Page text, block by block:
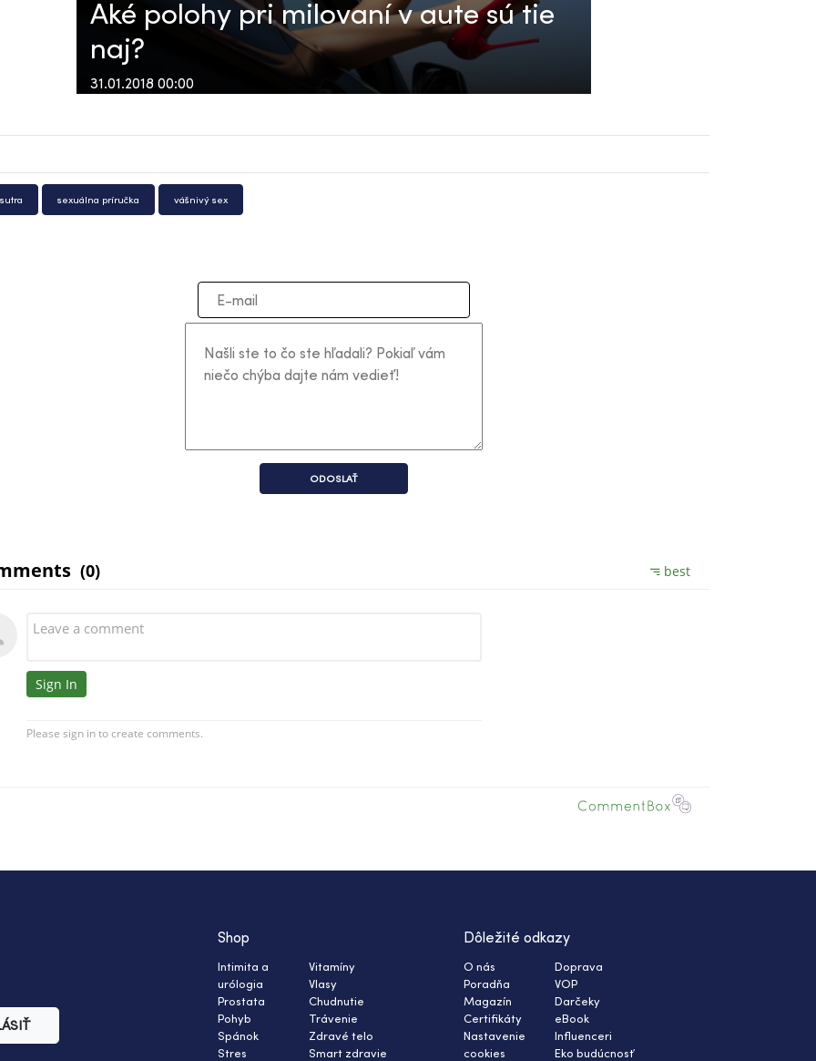
Aké polohy pri milovaní v aute sú tie
naj?
31.01.2018 00:00
sexuálna príručka vášnivý sex
ODOSLAŤ
Shop
Intimita a
urólogia
Prostata
Pohyb
Spánok
Stres
Vitamíny
Vlasy
Chudnutie
Trávenie
Zdravé telo
Smart zdravie
Dôležité odkazy
O nás
Poradňa
Magazín
Certifikáty
Nastavenie
cookies
Doprava
VOP
Darčeky
eBook
Influenceri
Eko budúcnosť